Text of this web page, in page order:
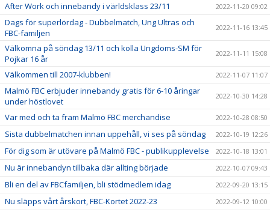
After Work och innebandy i världsklass 23/11 2022-11-20 09:02
Dags för superlördag - Dubbelmatch, Ung Ultras och
FBC-familjen
2022-11-16 13:45
Välkomna på söndag 13/11 och kolla Ungdoms-SM för
Pojkar 16 år
2022-11-11 15:08
Välkommen till 2007-klubben! 2022-11-07 11:07
Malmö FBC erbjuder innebandy gratis för 6-10 åringar
under höstlovet
2022-10-30 14:28
Var med och ta fram Malmö FBC merchandise 2022-10-28 08:50
Sista dubbelmatchen innan uppehåll, vi ses på söndag 2022-10-19 12:26
För dig som är utövare på Malmö FBC - publikupplevelse 2022-10-18 13:01
Nu är innebandyn tillbaka där allting började 2022-10-07 09:43
Bli en del av FBCfamiljen, bli stödmedlem idag 2022-09-20 13:15
Nu släpps vårt årskort, FBC-Kortet 2022-23 2022-09-12 10:00